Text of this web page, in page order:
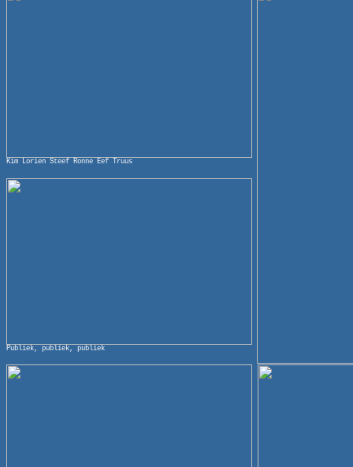
Kim Lorien Steef Ronne Eef Truus
Publiek, publiek, publiek